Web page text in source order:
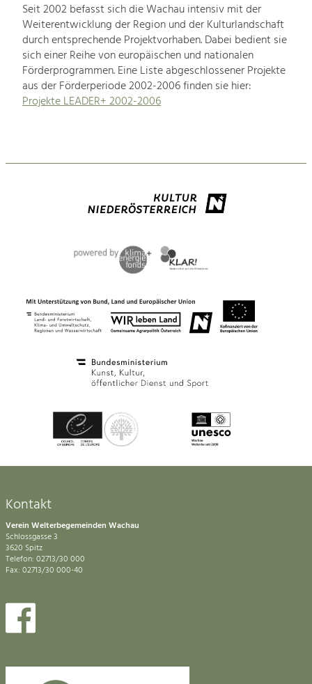
Seit 2002 befasst sich die Wachau intensiv mit der
Weiterentwicklung der Region und der Kulturlandschaft
durch entsprechende Projektvorhaben. Dabei bedient sie
sich einer Reihe von europäischen und nationalen
Förderprogrammen. Eine Liste abgeschlossener Projekte
aus der Förderperiode 2002-2006 finden sie hier:
Projekte LEADER+ 2002-2006
Kontakt
Verein Welterbegemeinden Wachau
Schlossgasse 3
3620 Spitz
Telefon: 02713/30 000
Fax: 02713/30 000-40